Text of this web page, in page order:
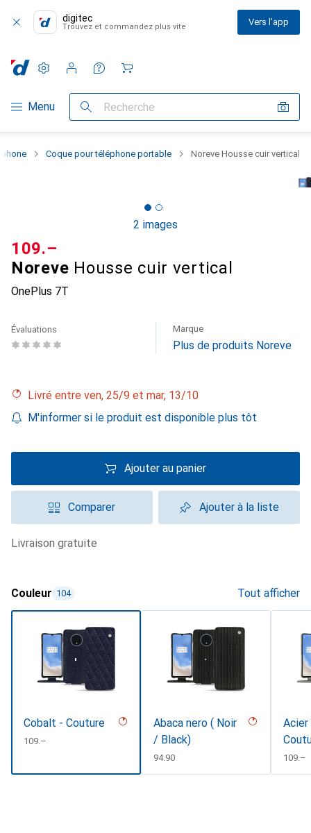
digitec
Trouvez et commandez plus vite Vers l'app
Navigation par catégorie
Menu Recherche
Paramètres
Compte client
Listes de comparaison
Listes d'envies
Panier
Coque pour téléphone portable Noreve Housse cuir vertical
2 images
Noreve Housse cuir vertical
OnePlus 7T
CHF
109.–
Évaluations Marque
Plus de produits Noreve
Livré entre ven, 25/9 et mar, 13/10
M'informer si le produit est disponible plus tôt
Ajouter au panier
Comparer Ajouter à la liste
livraison gratuite
Couleur 104 Tout afficher
Cobalt - Couture
CHF
109.–
Abaca nero ( Noir
/ Black)
CHF
94.90 CHF
109.–